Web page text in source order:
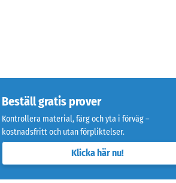
Beställ gratis prover
Kontrollera material, färg och yta i förväg –
kostnadsfritt och utan förpliktelser.
Klicka här nu!